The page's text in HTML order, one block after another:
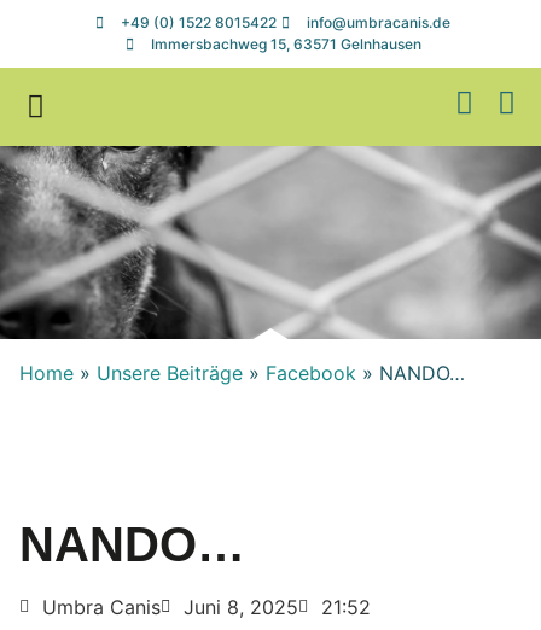
+49 (0) 1522 8015422
info@umbracanis.de
Immersbachweg 15, 63571 Gelnhausen
Home » Unsere Beiträge » Facebook » NANDO…
NANDO…
Umbra Canis Juni 8, 2025 21:52